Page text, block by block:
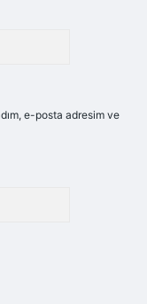
e-posta adresim ve